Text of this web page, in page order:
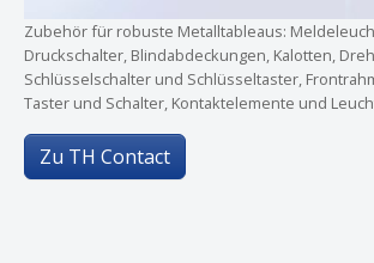
Zubehör für robuste Metalltableaus:
Druckschalter, Blindabdeckungen, Kalotten,
Schlüsselschalter und Schlüsseltaster,
Taster und Schalter, Kontaktelemente und
Zu TH Contact